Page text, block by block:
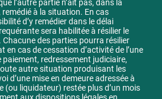
l’autre partie n’ait pas, dans la
à la situation. En cas
d’y remédier dans le délai
sera habilitée à résilier le
des parties pourra résilier
en cas de cessation d’activité de l’une
redressement judiciaire,
autre situation produisant les
d’une mise en demeure adressée à
(ou liquidateur) restée plus d’un mois